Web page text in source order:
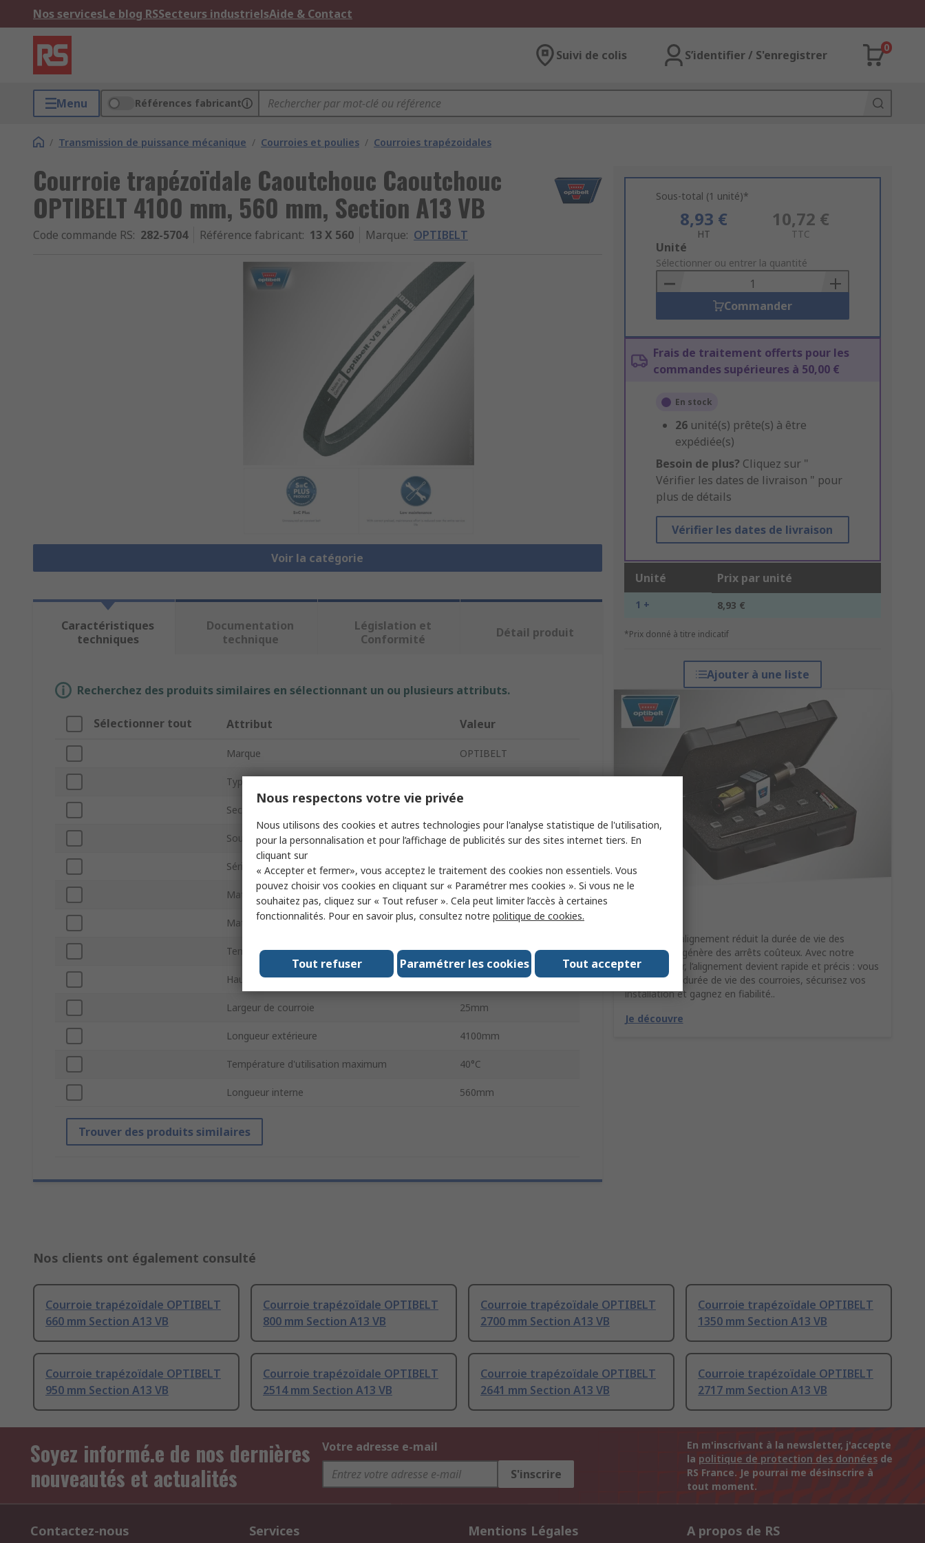
Nos servicesLe blog RSSecteurs industrielsAide & Contact
Suivi de colis S’identifier / S'enregistrer
0
Menu Références fabricant
/ Transmission de puissance mécanique / Courroies et poulies / Courroies trapézoidales
Courroie trapézoïdale Caoutchouc Caoutchouc
OPTIBELT 4100 mm, 560 mm, Section A13 VB
Code commande RS: 282-5704 Référence fabricant: 13 X 560 Marque: OPTIBELT
Voir la catégorie
Sous-total (1 unité)*
8,93 €
HT
10,72 €
TTC
Add
to
Basket
Unité
Sélectionner ou entrer la quantité
Commander
Frais de traitement offerts pour les
commandes supérieures à 50,00 €
En stock
26 unité(s) prête(s) à être
expédiée(s)
Besoin de plus? Cliquez sur "
Vérifier les dates de livraison " pour
plus de détails
Vérifier les dates de livraison
Unité Prix par unité
1 + 8,93 €
*Prix donné à titre indicatif
Ajouter à une liste
Un mauvais alignement réduit la durée de vie des
courroies et génère des arrêts coûteux. Avec notre
Laser Pointer, l’alignement devient rapide et précis : vous
prolongez la durée de vie des courroies, sécurisez vos
installation et gagnez en fiabilité..
Je découvre
Caractéristiques
techniques
Documentation
technique
Législation et
Conformité
Détail produit
Recherchez des produits similaires en sélectionnant un ou plusieurs attributs.
Sélectionner tout Attribut Valeur
Marque OPTIBELT
Type de produit
Section de courroie
Sous type Courroie trapézoïdale
Série VB
Matériau de la courroie Caoutchouc
Matériau du cordon Caoutchouc
Température minimum de fonctionnement -70°C
Hauteur de la courroie 8mm
Largeur de courroie 25mm
Longueur extérieure 4100mm
Température d'utilisation maximum 40°C
Longueur interne 560mm
Trouver des produits similaires
Nos clients ont également consulté
Courroie trapézoïdale OPTIBELT
660 mm Section A13 VB
Courroie trapézoïdale OPTIBELT
800 mm Section A13 VB
Courroie trapézoïdale OPTIBELT
2700 mm Section A13 VB
Courroie trapézoïdale OPTIBELT
1350 mm Section A13 VB
Courroie trapézoïdale OPTIBELT
950 mm Section A13 VB
Courroie trapézoïdale OPTIBELT
2514 mm Section A13 VB
Courroie trapézoïdale OPTIBELT
2641 mm Section A13 VB
Courroie trapézoïdale OPTIBELT
2717 mm Section A13 VB
Soyez informé.e de nos dernières
nouveautés et actualités
Votre adresse e-mail
S'inscrire
En m'inscrivant à la newsletter, j'accepte
la politique de protection des données de
RS France. Je pourrai me désinscrire à
tout moment.
Contactez-nous Services Mentions Légales A propos de RS
Nous respectons votre vie privée
Nous utilisons des cookies et autres technologies pour l'analyse statistique de l'utilisation,
pour la personnalisation et pour l’affichage de publicités sur des sites internet tiers. En
cliquant sur
« Accepter et fermer», vous acceptez le traitement des cookies non essentiels. Vous
pouvez choisir vos cookies en cliquant sur « Paramétrer mes cookies ». Si vous ne le
souhaitez pas, cliquez sur « Tout refuser ». Cela peut limiter l’accès à certaines
fonctionnalités. Pour en savoir plus, consultez notre politique de cookies.
Tout accepter
Paramétrer les cookies
Tout refuser